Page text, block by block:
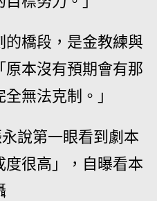
的橋段，是金教練與
原本沒有預期會有那
無法克制。」